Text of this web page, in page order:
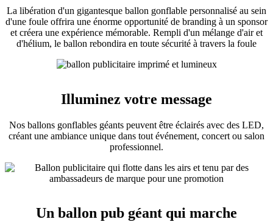
La libération d'un gigantesque ballon gonflable personnalisé au sein
d'une foule offrira une énorme opportunité de branding à un sponsor
et créera une expérience mémorable. Rempli d'un mélange d'air et
d'hélium, le ballon rebondira en toute sécurité à travers la foule
Illuminez votre message
Nos ballons gonflables géants peuvent être éclairés avec des LED,
créant une ambiance unique dans tout événement, concert ou salon
professionnel.
Un ballon pub géant qui marche